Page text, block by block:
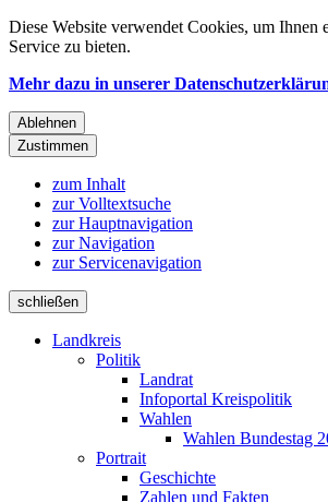
Diese Website verwendet Cookies, um Ihnen
Service zu bieten.
Mehr dazu in unserer
Ablehnen
Zustimmen
zum Inhalt
zur Volltextsuche
zur Hauptnavigation
zur Navigation
zur Servicenavigation
schließen
Landkreis
Politik
Landrat
Infoportal Kreispolitik
Wahlen
Wahlen Bundestag
Portrait
Geschichte
Zahlen und Fakten